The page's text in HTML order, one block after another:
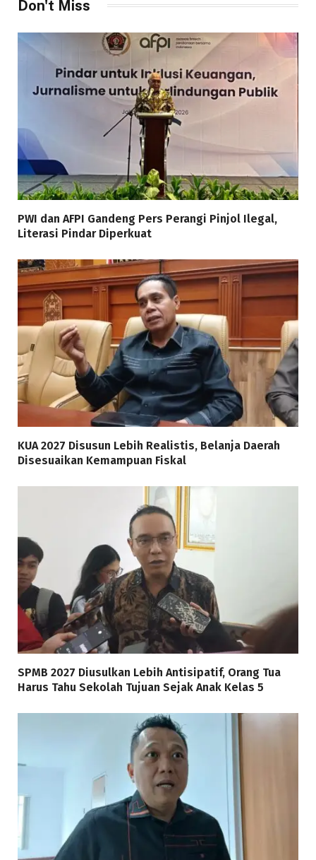
Don't Miss
PWI dan AFPI Gandeng Pers Perangi Pinjol Ilegal,
Literasi Pindar Diperkuat
KUA 2027 Disusun Lebih Realistis, Belanja Daerah
Disesuaikan Kemampuan Fiskal
SPMB 2027 Diusulkan Lebih Antisipatif, Orang Tua
Harus Tahu Sekolah Tujuan Sejak Anak Kelas 5